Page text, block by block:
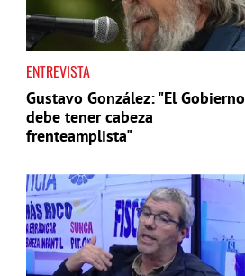
ENTREVISTA
Gustavo González: "El Gobierno
debe tener cabeza
frenteamplista"